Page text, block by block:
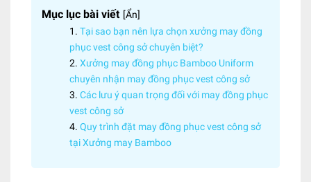
Mục lục bài viết [Ẩn]
Tại sao bạn nên lựa chọn xưởng may đồng
phục vest công sở chuyên biệt?
Xưởng may đồng phục Bamboo Uniform
chuyên nhận may đồng phục vest công sở
Các lưu ý quan trọng đối với may đồng phục
vest công sở
Quy trình đặt may đồng phục vest công sở
tại Xưởng may Bamboo